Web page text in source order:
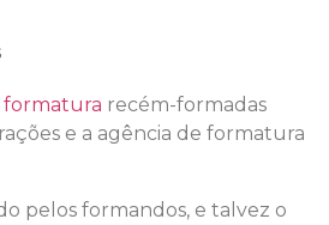
formatura recém-formadas
e a agência de formatura
pelos formandos, e talvez o